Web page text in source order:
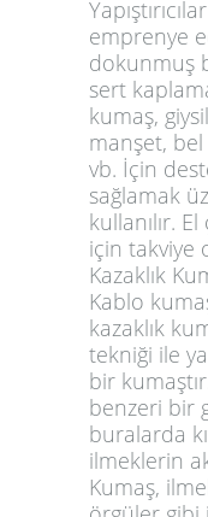
emprenye
dokunmuş
sert
kumaş,
manşet,
vb. İçin
sağlamak
kullanılır.
için takviye
Kazaklık
Kablo
kazaklık
tekniği ile
bir
benzeri bir
buralarda
ilmeklerin
Kumaş,